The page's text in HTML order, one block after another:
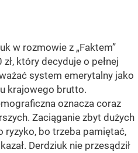
w rozmowie z „Faktem”
który decyduje o pełnej
system emerytalny jako
krajowego brutto.
oznacza coraz
Zaciąganie zbyt dużych
ryzyko, bo trzeba pamiętać,
Derdziuk nie przesądził